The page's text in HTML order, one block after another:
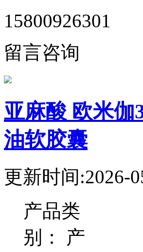
15800926301
留言咨询
亚麻酸 欧米伽
油软胶囊
更新时间:2026-
产品类
别： 产